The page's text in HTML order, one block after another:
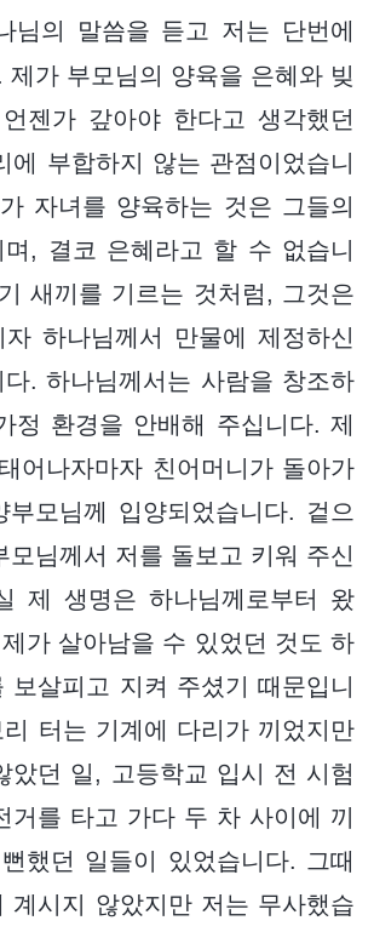
님의 말씀을 듣고 저는 단번에
제가 부모님의 양육을 은혜와 빚
젠가 갚아야 한다고 생각했던
에 부합하지 않는 관점이었습니
자녀를 양육하는 것은 그들의
며, 결코 은혜라고 할 수 없습니
새끼를 기르는 것처럼, 그것은
하나님께서 만물에 제정하신
. 하나님께서는 사람을 창조하
정 환경을 안배해 주십니다. 제
어나자마자 친어머니가 돌아가
모님께 입양되었습니다. 겉으
모님께서 저를 돌보고 키워 주신
제 생명은 하나님께로부터 왔
가 살아남을 수 있었던 것도 하
보살피고 지켜 주셨기 때문입니
터는 기계에 다리가 끼었지만
았던 일, 고등학교 입시 전 시험
거를 타고 가다 두 차 사이에 끼
했던 일들이 있었습니다. 그때
계시지 않았지만 저는 무사했습